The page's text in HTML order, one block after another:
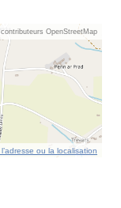
OpenStreetMap
ou la localisation